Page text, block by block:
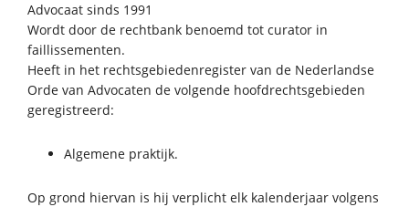
Advocaat sinds 1991
Wordt door de rechtbank benoemd tot curator in
faillissementen.
Heeft in het rechtsgebiedenregister van de Nederlandse
Orde van Advocaten de volgende hoofdrechtsgebieden
geregistreerd:
Algemene praktijk.
Op grond hiervan is hij verplicht elk kalenderjaar volgens